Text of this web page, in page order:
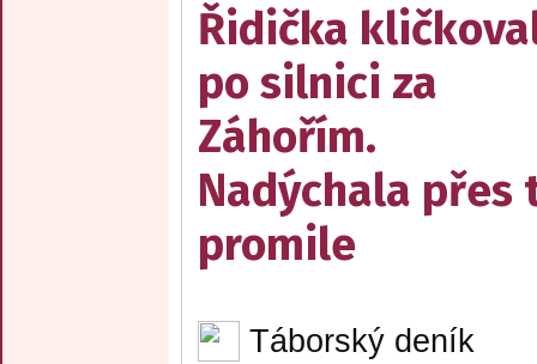
Řidička
po silnici za
Záhořím.
Nadýchala přes
promile
Táborský deník